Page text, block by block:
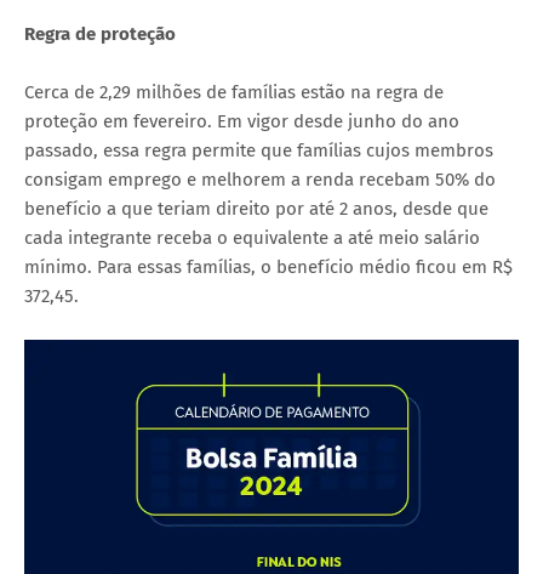
Regra de proteção
Cerca de 2,29 milhões de famílias estão na regra de
proteção em fevereiro. Em vigor desde junho do ano
passado, essa regra permite que famílias cujos membros
consigam emprego e melhorem a renda recebam 50% do
benefício a que teriam direito por até 2 anos, desde que
cada integrante receba o equivalente a até meio salário
mínimo. Para essas famílias, o benefício médio ficou em R$
372,45.